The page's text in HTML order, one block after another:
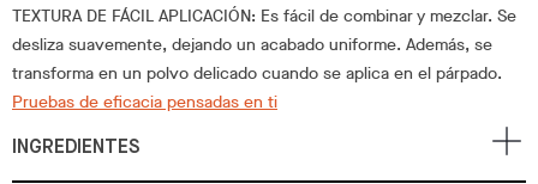
TEXTURA DE FÁCIL APLICACIÓN: Es fácil de combinar y mezclar. Se
desliza suavemente, dejando un acabado uniforme. Además, se
transforma en un polvo delicado cuando se aplica en el párpado.
Pruebas de eficacia pensadas en ti
INGREDIENTES